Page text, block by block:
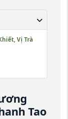
Vị Trà
Tao